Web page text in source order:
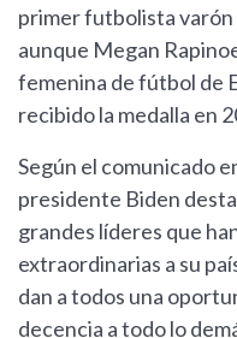
primer futbolista varón
aunque Megan
femenina de fútbol de
recibido la medalla en
Según el comunicado
presidente Biden
grandes líderes que
extraordinarias a su
dan a todos una
decencia a todo lo